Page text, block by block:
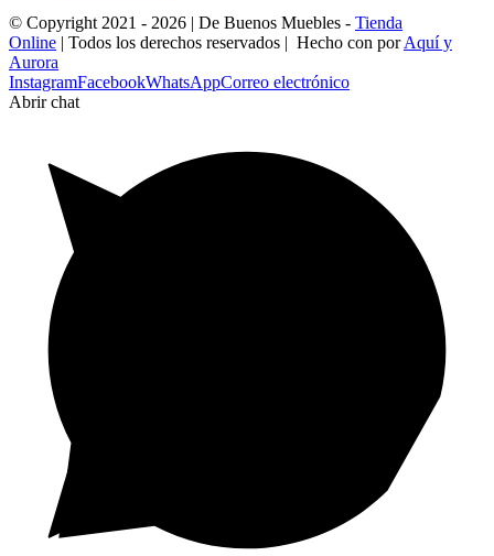
© Copyright 2021 - 2026 | De Buenos Muebles - Tienda
Online | Todos los derechos reservados | Hecho con porAquí y
Aurora
InstagramFacebookWhatsAppCorreo electrónico
Abrir chat